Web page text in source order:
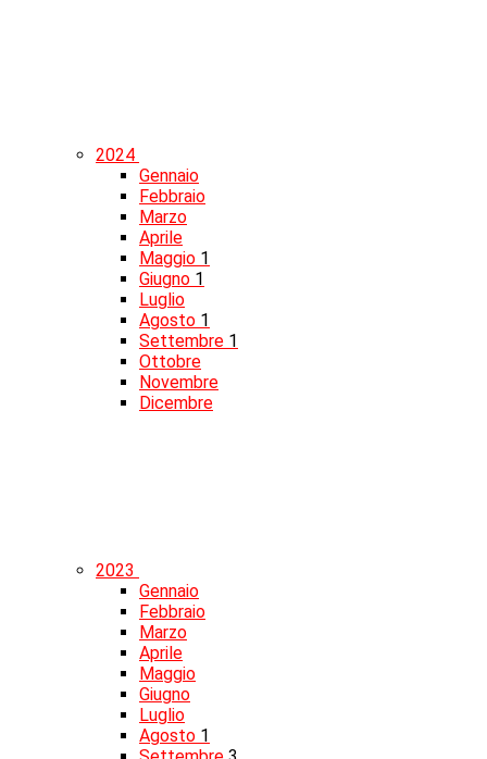
2024
Gennaio
Febbraio
Marzo
Aprile
Maggio 1
Giugno 1
Luglio
Agosto 1
Settembre 1
Ottobre
Novembre
Dicembre
2023
Gennaio
Febbraio
Marzo
Aprile
Maggio
Giugno
Luglio
Agosto 1